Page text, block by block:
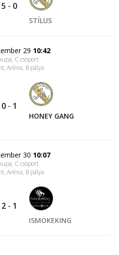
5 - 0
STÍLUS
29 10:42
C csoport
Aréna, B pálya
0 - 1
HONEY GANG
30 10:07
C csoport
Aréna, B pálya
2 - 1
ISMOKEKING